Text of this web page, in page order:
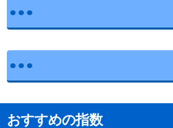
おすすめの指数